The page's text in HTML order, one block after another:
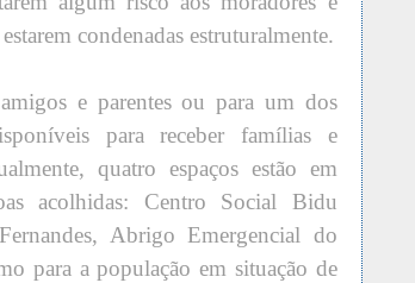
condenadas estruturalmente.
e parentes ou para um dos
para receber famílias e
quatro espaços estão em
acolhidas: Centro Social Bidu
Abrigo Emergencial do
para a população em situação de